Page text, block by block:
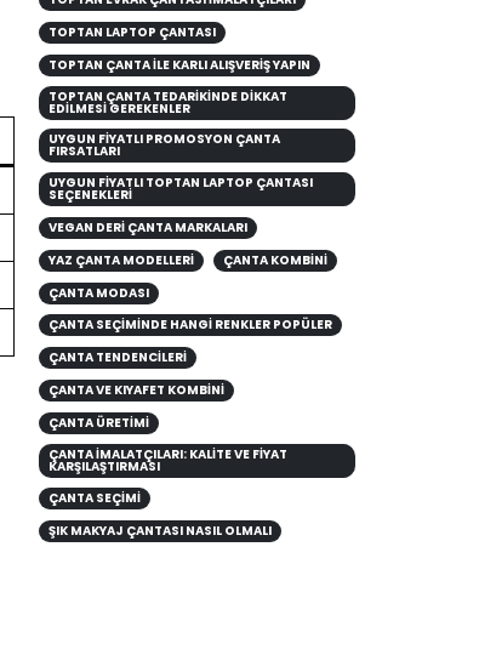
TOPTAN LAPTOP ÇANTASI
TOPTAN ÇANTA ILE KARLI ALIŞVERIŞ YAPIN
TOPTAN ÇANTA TEDARIKINDE DIKKAT
EDILMESI GEREKENLER
UYGUN FIYATLI PROMOSYON ÇANTA
FIRSATLARI
UYGUN FIYATLI TOPTAN LAPTOP ÇANTASI
SEÇENEKLERI
VEGAN DERI ÇANTA MARKALARI
YAZ ÇANTA MODELLERİ
ÇANTA KOMBINI
ÇANTA MODASI
ÇANTA SEÇIMINDE HANGI RENKLER POPÜLER
ÇANTA TENDENCILERI
ÇANTA VE KIYAFET KOMBINI
ÇANTA ÜRETİMİ
ÇANTA İMALATÇILARI: KALITE VE FIYAT
KARŞILAŞTIRMASI
ÇANTA SEÇIMI
ŞIK MAKYAJ ÇANTASI NASIL OLMALI